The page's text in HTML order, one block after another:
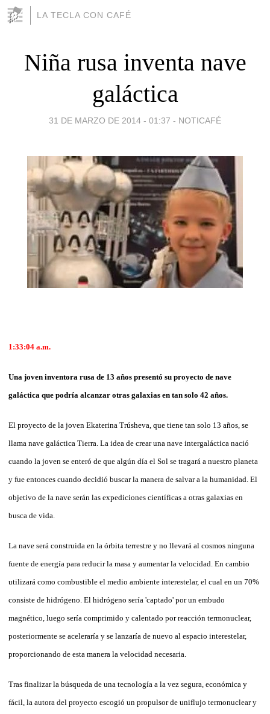
LA TECLA CON CAFÉ
Niña rusa inventa nave
galáctica
31 DE MARZO DE 2014 - 01:37 - NOTICAFÉ
1:33:04 a.m.
Una joven inventora rusa de 13 años presentó su proyecto de nave
galáctica que podría alcanzar otras galaxias en tan solo 42 años.
El proyecto de la joven Ekaterina Trúsheva, que tiene tan solo 13 años, se
llama nave galáctica Tierra. La idea de crear una nave intergaláctica nació
cuando la joven se enteró de que algún día el Sol se tragará a nuestro planeta
y fue entonces cuando decidió buscar la manera de salvar a la humanidad. El
objetivo de la nave serán las expediciones científicas a otras galaxias en
busca de vida.
La nave será construida en la órbita terrestre y no llevará al cosmos ninguna
fuente de energía para reducir la masa y aumentar la velocidad. En cambio
utilizará como combustible el medio ambiente interestelar, el cual en un 70%
consiste de hidrógeno. El hidrógeno sería 'captado' por un embudo
magnético, luego sería comprimido y calentado por reacción termonuclear,
posteriormente se aceleraría y se lanzaría de nuevo al espacio interestelar,
proporcionando de esta manera la velocidad necesaria.
Tras finalizar la búsqueda de una tecnología a la vez segura, económica y
fácil, la autora del proyecto escogió un propulsor de uniflujo termonuclear y